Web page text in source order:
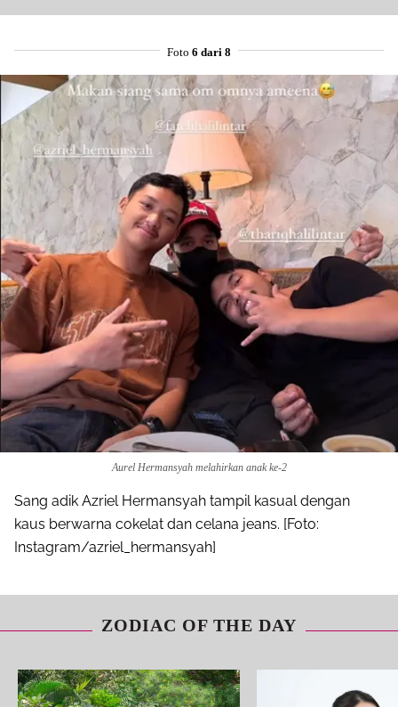
Foto 6 dari 8
Aurel Hermansyah melahirkan anak ke-2
Sang adik Azriel Hermansyah tampil kasual dengan
kaus berwarna cokelat dan celana jeans. [Foto:
Instagram/azriel_hermansyah]
ZODIAC OF THE DAY